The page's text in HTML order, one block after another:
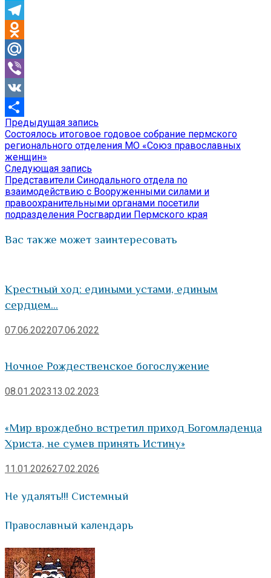
Skype
Telegram
Odnoklassniki
Mail.Ru
Viber
VK
Отправить
Навигация
по
записям
Предыдущая запись
запись:
Состоялось итоговое годовое собрание пермского
регионального отделения МО «Союз православных
женщин»
Следующая запись
запись:
Представители Синодального отдела по
взаимодействию с Вооруженными силами и
правоохранительными органами посетили
подразделения Росгвардии Пермского края
Вас также может заинтересовать
Крестный ход: едиными устами, единым
сердцем…
07.06.202207.06.2022
Ночное Рождественское богослужение
08.01.202313.02.2023
«Мир врождебно встретил приход Богомладенца
Христа, не сумев принять Истину»
11.01.202627.02.2026
Не удалять!!! Системный
Православный календарь